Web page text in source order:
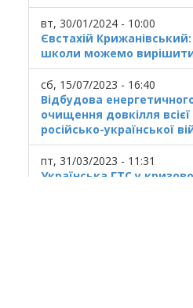
вт, 30/01/2024 - 10:00
Євстахій
школи можемо
сб, 15/07/2023 - 16:40
Відбудова
очищення довкілля
російсько-української
пт, 31/03/2023 - 11:31
Українська ГТС у